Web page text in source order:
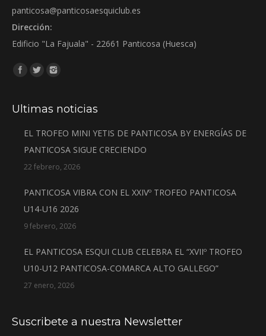
panticosa@panticosaesquiclub.es
Dirección:
Edificio "La Fajuala" - 22661 Panticosa (Huesca)
Encuéntranos en:
Ultimas noticias
EL TROFEO MINI YETIS DE PANTICOSA BY ENERGÍAS DE
PANTICOSA SIGUE CRECIENDO
22 febrero, 2026
PANTICOSA VIBRA CON EL XXIVº TROFEO PANTICOSA
U14-U16 2026
9 febrero, 2026
EL PANTICOSA ESQUI CLUB CELEBRA EL “XVIIº TROFEO
U10-U12 PANTICOSA-COMARCA ALTO GALLEGO”
27 enero, 2026
Suscribete a nuestra Newsletter